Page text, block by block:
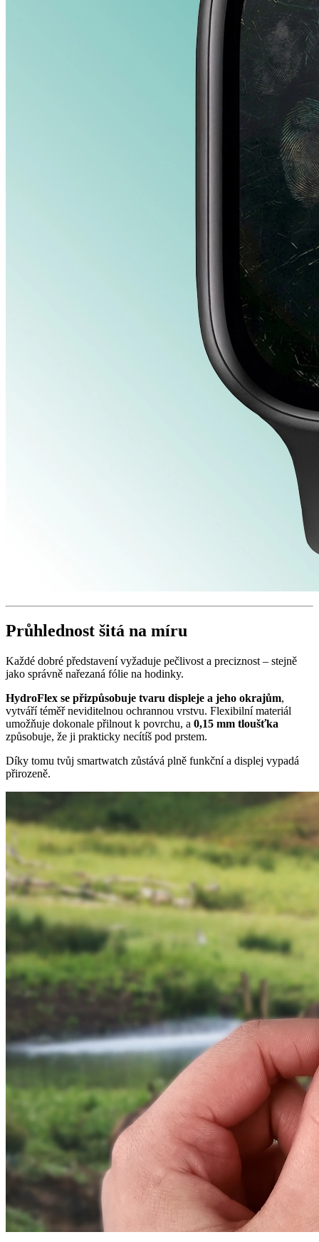
Průhlednost šitá na míru
Každé dobré představení vyžaduje pečlivost a preciznost – stejně
jako správně nařezaná fólie na hodinky.
HydroFlex se přizpůsobuje tvaru displeje a jeho okrajům,
vytváří téměř neviditelnou ochrannou vrstvu. Flexibilní materiál
umožňuje dokonale přilnout k povrchu, a 0,15 mm tloušťka
způsobuje, že ji prakticky necítíš pod prstem.
Díky tomu tvůj smartwatch zůstává plně funkční a displej vypadá
přirozeně.